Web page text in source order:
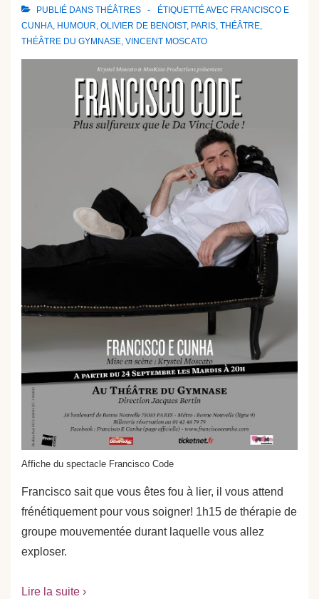
PUBLIÉ DANS THÉÂTRES ÉTIQUETTÉ AVEC FRANCISCO E
CUNHA, HUMOUR, OLIVIER DE BENOIST, PARIS, THÉÂTRE,
THÉÂTRE DU GYMNASE, VINCENT MOSCATO
Affiche du spectacle Francisco Code
Francisco sait que vous êtes fou à lier, il vous attend
frénétiquement pour vous soigner! 1h15 de thérapie de
groupe mouvementée durant laquelle vous allez
exploser.
Lire la suite ›